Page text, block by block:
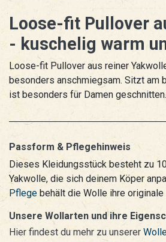
Loose-fit Pullover
- kuschelig warm
Loose-fit Pullover aus reiner
besonders anschmiegsam. Sitzt am
ist besonders für Damen geschnitten.
Passform & Pflegehinweis
Dieses Kleidungsstück besteht zu
Yakwolle, die sich deinem Köper
Pflege behält die Wolle ihre
Unsere Wollarten und ihre
Hier findest du mehr zu unserer